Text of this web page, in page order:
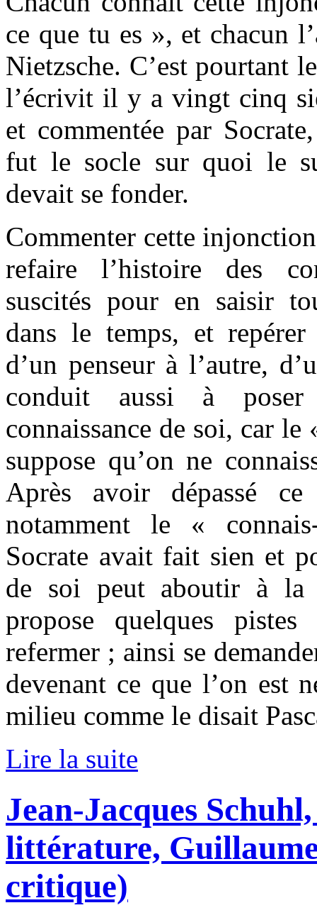
ce que tu es », et chacun
Nietzsche. C’est pourtant
l’écrivit il y a vingt cinq
et commentée par
fut le socle sur quoi le
devait se fonder.
Commenter cette
refaire l’histoire des
suscités pour en saisir
dans le temps, et repérer
d’un penseur à l’autre,
conduit aussi à
connaissance de soi, car le
suppose qu’on ne
Après avoir dépassé ce
notamment le «
Socrate avait fait sien et
de soi peut aboutir à la
propose quelques
refermer ; ainsi se
devenant ce que l’on est
milieu comme le disait
Lire la suite
Jean-Jacques
littérature,
critique)